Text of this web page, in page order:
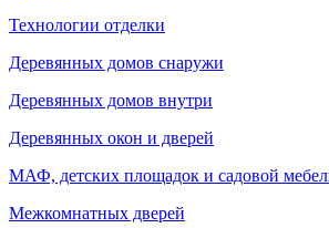
Технологии отделки
Деревянных домов снаружи
Деревянных домов внутри
Деревянных окон и дверей
МАФ, детских площадок и садовой
Межкомнатных дверей